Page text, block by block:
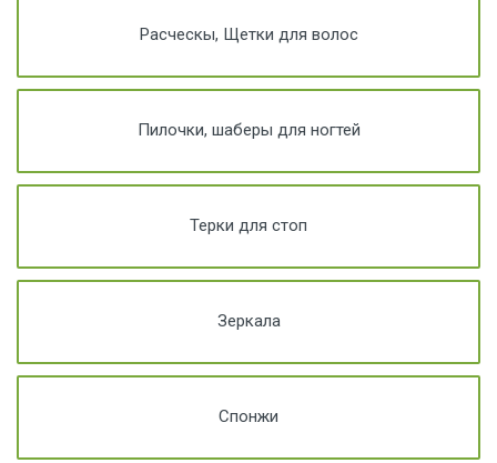
Расческы, Щетки для волос
Пилочки, шаберы для ногтей
Терки для стоп
Зеркала
Спонжи